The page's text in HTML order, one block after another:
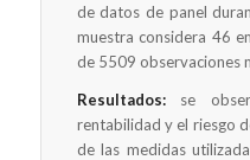
de datos de panel
muestra considera 46
de 5509 observaciones
Resultados:se
rentabilidad y el riesgo
de las medidas